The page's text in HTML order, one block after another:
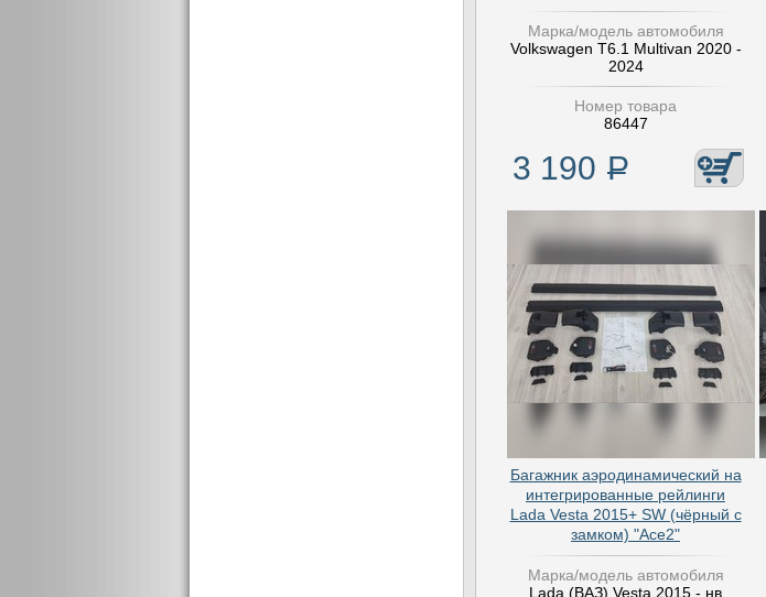
Марка/модель автомобиля
Volkswagen T6.1 Multivan 2020 -
2024
Номер товара
86447
3 190 Р
Багажник аэродинамический на
интегрированные рейлинги
Lada Vesta 2015+ SW (чёрный с
замком) "Ace2"
Марка/модель автомобиля
Lada (ВАЗ) Vesta 2015 - нв